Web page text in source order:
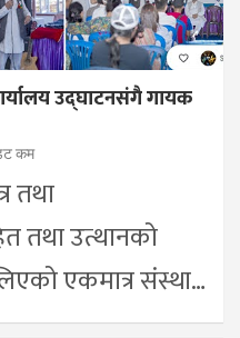
उद्घाटनसंगै गायक
कम
तथा
तथा उत्थानको
एकमात्र संस्था…